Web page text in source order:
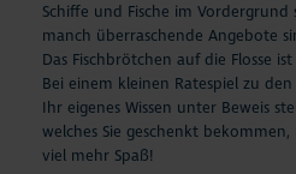
Schiffe und Fische im
manch überraschende Angebote
Das Fischbrötchen auf die Flosse
Bei einem kleinen Ratespiel zu
Ihr eigenes Wissen unter Beweis
welches Sie geschenkt
viel mehr Spaß!